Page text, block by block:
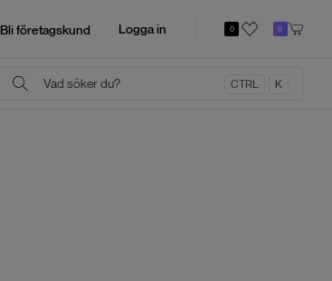
Bli företagskund Logga in 0 0
CTRL K